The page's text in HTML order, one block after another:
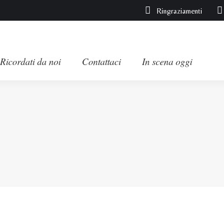
Ringraziamenti
Ricordati da noi Contattaci In scena oggi